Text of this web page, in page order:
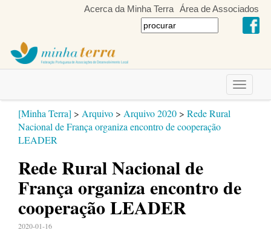
Acerca da Minha Terra Área de Associados
Toggle
[Minha Terra] > Arquivo > Arquivo 2020 > Rede Rural
Nacional de França organiza encontro de cooperação
LEADER
Rede Rural Nacional de
França organiza encontro de
cooperação LEADER
2020-01-16